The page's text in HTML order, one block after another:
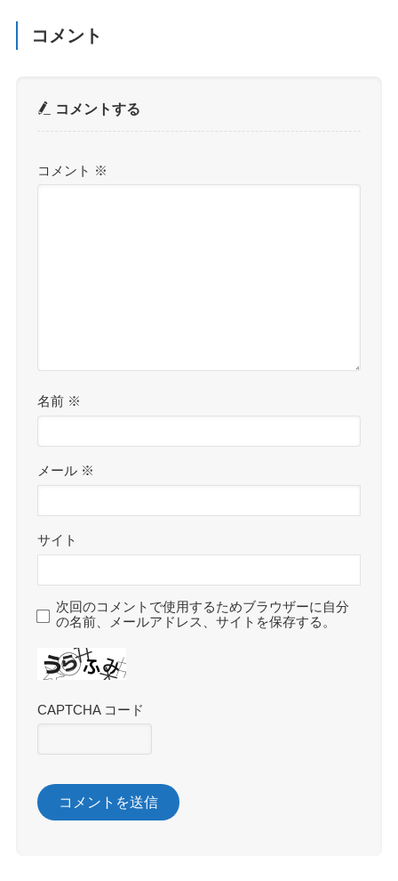
コメント
コメントする
コメント ※
名前 ※
メール ※
サイト
次回のコメントで使用するためブラウザーに自分
の名前、メールアドレス、サイトを保存する。
CAPTCHA コード